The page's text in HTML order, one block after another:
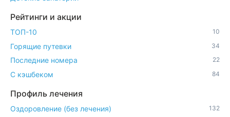
Рейтинги и акции
ТОП-10 10
Горящие путевки 34
Последние номера 22
С кэшбеком 84
Профиль лечения
Оздоровление (без лечения) 132